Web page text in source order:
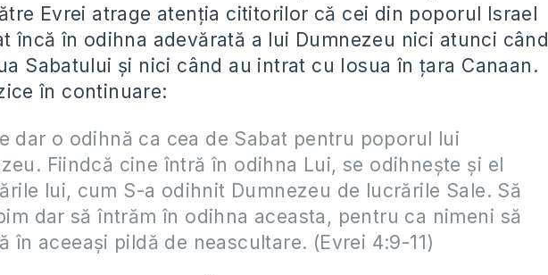
Evrei atrage atenţia cititorilor că cei din poporul Israel
încă în odihna adevărată a lui Dumnezeu nici atunci când
Sabatului şi nici când au intrat cu Iosua în ţara Canaan.
în continuare:
dar o odihnă ca cea de Sabat pentru poporul lui
Fiindcă cine întră în odihna Lui, se odihneşte şi el
lui, cum S-a odihnit Dumnezeu de lucrările Sale. Să
dar să întrăm în odihna aceasta, pentru ca nimeni să
în aceeaşi pildă de neascultare. (Evrei 4:9-11)